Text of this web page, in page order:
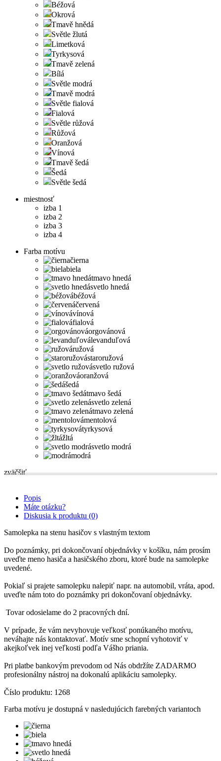
Béžová
Okrová
Tmavě hnědá
Světle žlutá
Limetková
Tyrkysová
Tmavě zelená
Bílá
Světle modrá
Tmavě modrá
Světle fialová
Fialová
Světle růžová
Růžová
Oranžová
Vínová
Tmavě šedá
Šedá
Světle šedá
miestnosť
izba 1
izba 2
izba 3
izba 4
Farba motívu
čierna
biela
tmavo hnedá
svetlo hnedá
béžová
červená
vínová
fialová
orgovánová
levanduľová
ružová
staroružová
svetlo ružová
oranžová
šedá
tmavo šedá
svetlo zelená
tmavo zelená
mentolová
tyrkysová
žltá
svetlo modrá
modrá
zväčšiť
Popis
Máte otázku?
Diskusia k produktu (0)
Samolepka na stenu hasičov s vlastným textom
Do poznámky, pri dokončovaní objednávky v košíku, nám prosím
uveďte meno hasiča a hasičského zboru, ktoré bude na samolepke
uvedené.
Pokiaľ si prajete samolepku nalepiť napr. na automobil, vráta, apod.
uveďte nám toto do poznámky pri dokončovaní objednávky.
Tovar odosielame do 2 pracovných dní.
V prípade, že vám nevyhovuje veľkosť ponúkaného motívu,
neváhajte nás kontaktovať. Motív sme schopní vyhotoviť v
akejkoľvek inej veľkosti podľa Vášho priania.
Pri platbe bankovým prevodom od Nás obdržíte ZADARMO
profesionálny nástroj na dokonalú aplikáciu samolepky.
Číslo produktu: 1268
Farba motívu je dostupná v nasledujúcich farebných variantoch